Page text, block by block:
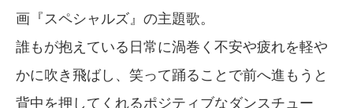
画『スペシャルズ』の主題歌。
誰もが抱えている日常に渦巻く不安や疲れを軽や
かに吹き飛ばし、笑って踊ることで前へ進もうと
背中を押してくれるポジティブなダンスチュー